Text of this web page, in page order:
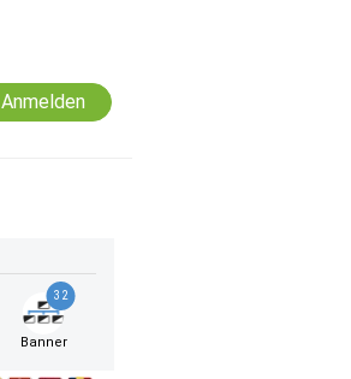
Anmelden
32
Banner